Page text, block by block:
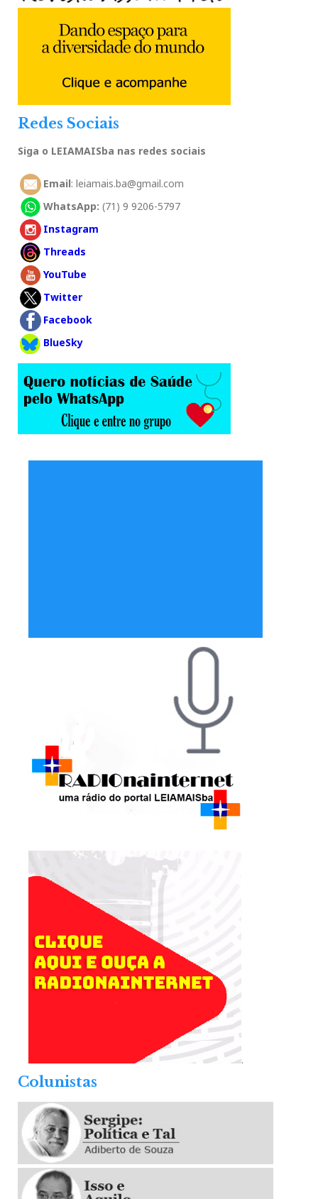
Redes Sociais
Siga o LEIAMAISba nas redes sociais
Email: leiamais.ba@gmail.com
WhatsApp: (71) 9 9206-5797
Instagram
Threads
YouTube
Twitter
Facebook
BlueSky
.
Colunistas